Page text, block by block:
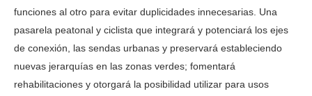
funciones al otro para evitar duplicidades innecesarias. Una
pasarela peatonal y ciclista que integrará y potenciará los ejes
de conexión, las sendas urbanas y preservará estableciendo
nuevas jerarquías en las zonas verdes; fomentará
rehabilitaciones y otorgará la posibilidad utilizar para usos